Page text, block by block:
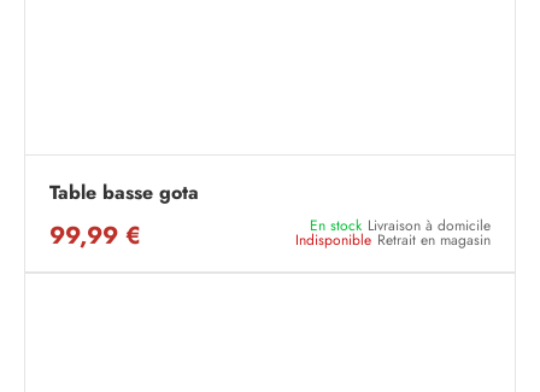
Table basse gota
99,99 € En stock Livraison à domicile
Indisponible Retrait en magasin